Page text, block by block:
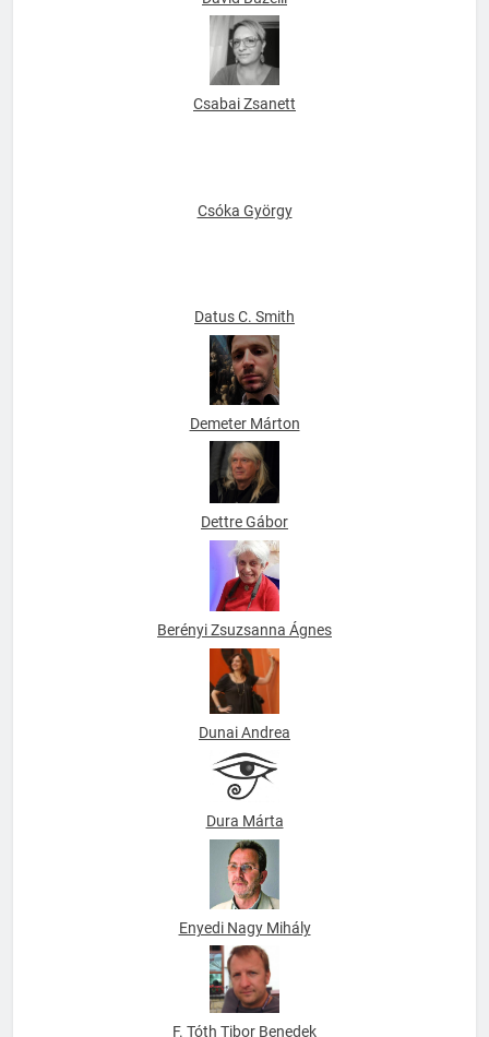
David Buzelli
Datus C. Smith
Demeter Márton
Dettre Gábor
Berényi Zsuzsanna Ágnes
Dunai Andrea
Dura Márta
Enyedi Nagy Mihály